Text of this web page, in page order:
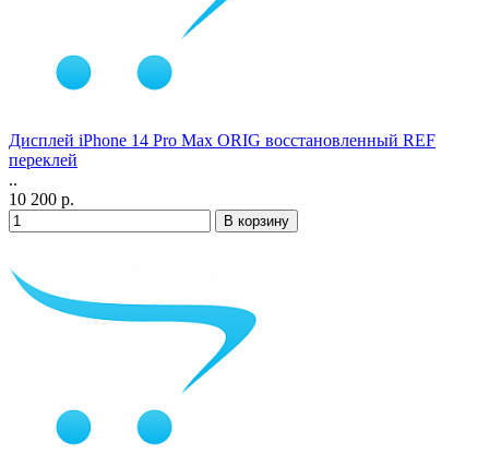
Дисплей iPhone 14 Pro Max ORIG восстановленный REF
переклей
..
10 200 р.